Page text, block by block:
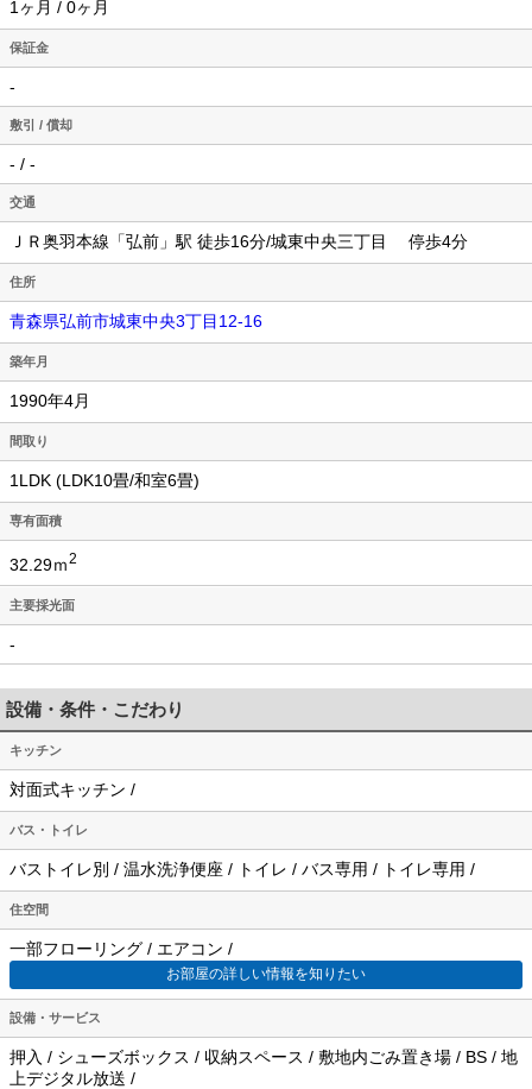
1ヶ月 / 0ヶ月
保証金
-
敷引 / 償却
- / -
交通
ＪＲ奥羽本線「弘前」駅 徒歩16分/城東中央三丁目 停歩4分
住所
青森県弘前市城東中央3丁目12-16
築年月
1990年4月
間取り
1LDK (LDK10畳/和室6畳)
専有面積
32.29ｍ2
主要採光面
-
設備・条件・こだわり
キッチン
対面式キッチン /
バス・トイレ
バストイレ別 / 温水洗浄便座 / トイレ / バス専用 / トイレ専用 /
住空間
一部フローリング / エアコン /
お部屋の詳しい情報を知りたい
設備・サービス
押入 / シューズボックス / 収納スペース / 敷地内ごみ置き場 / BS / 地
上デジタル放送 /